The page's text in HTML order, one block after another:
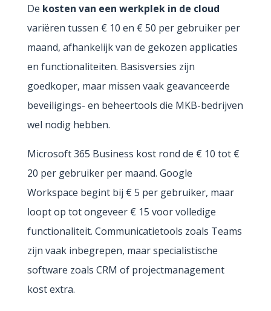
De kosten van een werkplek in de cloud
variëren tussen € 10 en € 50 per gebruiker per
maand, afhankelijk van de gekozen applicaties
en functionaliteiten. Basisversies zijn
goedkoper, maar missen vaak geavanceerde
beveiligings- en beheertools die MKB-bedrijven
wel nodig hebben.
Microsoft 365 Business kost rond de € 10 tot €
20 per gebruiker per maand. Google
Workspace begint bij € 5 per gebruiker, maar
loopt op tot ongeveer € 15 voor volledige
functionaliteit. Communicatietools zoals Teams
zijn vaak inbegrepen, maar specialistische
software zoals CRM of projectmanagement
kost extra.